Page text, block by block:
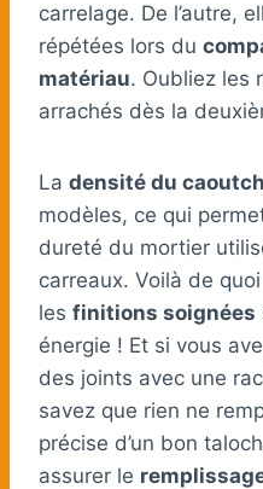
carrelage. De l’autre,
répétées lors du
matériau. Oubliez les
arrachés dès la
La densité du
modèles, ce qui
dureté du mortier
carreaux. Voilà de
les finitions soignées
énergie ! Et si vous
des joints avec une
savez que rien ne
précise d’un bon
assurer le